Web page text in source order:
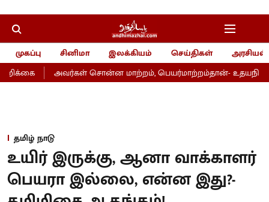
முகப்பு சினிமா இலக்கியம் செய்திகள்
அரசியல்
அவர்கள் சொன்ன மாற்றம், பெயர்மாற்றம்தான்- உதயநிதி
தமிழ் நாடு
உயிர் இருக்கு, ஆனா வாக்காளர்
பெயரா இல்லை, என்ன இது?-